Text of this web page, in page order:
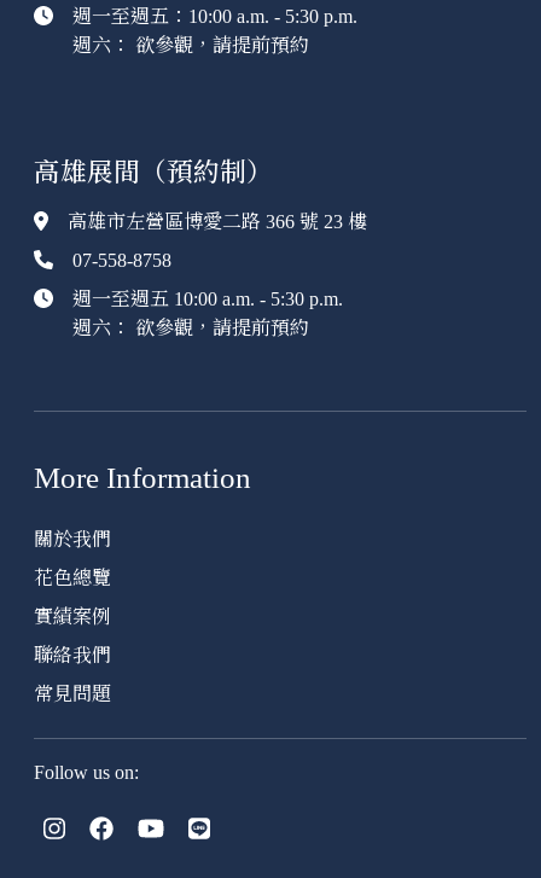
週一至週五：10:00 a.m. - 5:30 p.m.
週六： 欲參觀，請提前預約
高雄展間（預約制）
高雄市左營區博愛二路 366 號 23 樓
07-558-8758
週一至週五 10:00 a.m. - 5:30 p.m.
週六： 欲參觀，請提前預約
More Information
關於我們
花色總覽
實績案例
聯絡我們
常見問題
Follow us on: